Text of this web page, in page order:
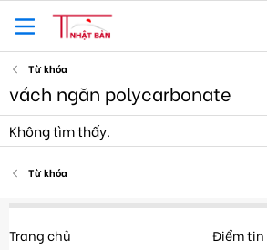
Từ khóa
vách ngăn polycarbonate
Không tìm thấy.
Từ khóa
Trang chủ
Điểm tin